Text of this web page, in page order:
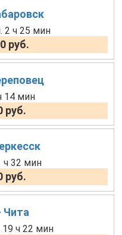
2 ч 25 мин
руб.
14 мин
руб.
ч 32 мин
руб.
Чита
ч 22 мин